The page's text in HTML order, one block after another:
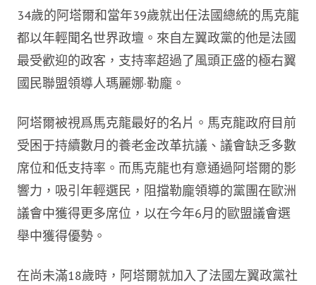
34歲的阿塔爾和當年39歲就出任法國總統的馬克龍
都以年輕聞名世界政壇。來自左翼政黨的他是法國
最受歡迎的政客，支持率超過了風頭正盛的極右翼
國民聯盟領導人瑪麗娜·勒龐。
阿塔爾被視爲馬克龍最好的名片。馬克龍政府目前
受困于持續數月的養老金改革抗議、議會缺乏多數
席位和低支持率。而馬克龍也有意通過阿塔爾的影
響力，吸引年輕選民，阻擋勒龐領導的黨團在歐洲
議會中獲得更多席位，以在今年6月的歐盟議會選
舉中獲得優勢。
在尚未滿18歲時，阿塔爾就加入了法國左翼政黨社